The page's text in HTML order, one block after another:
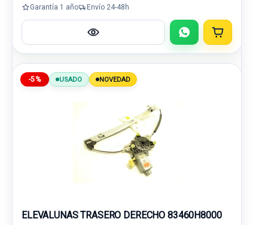
Garantía 1 año Envío 24-48h
-5% USADO NOVEDAD
ELEVALUNAS TRASERO DERECHO 83460H8000